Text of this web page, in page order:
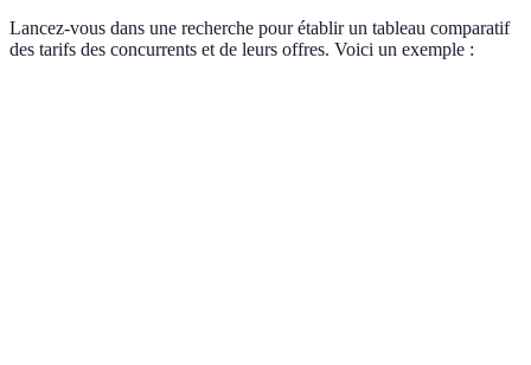
Lancez-vous dans une recherche pour établir un tableau comparatif
des tarifs des concurrents et de leurs offres. Voici un exemple :